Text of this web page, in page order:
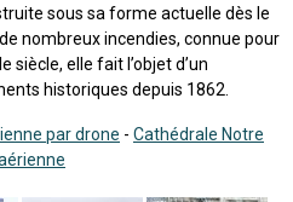
sous sa forme actuelle dès le
nombreux incendies, connue pour
siècle, elle fait l’objet d’un
historiques depuis 1862.
par drone - Cathédrale Notre